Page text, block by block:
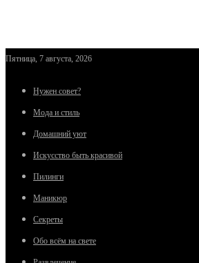
Пятница, 7 августа, 2026
Нужен совет?
Мода и стиль
Домашний уют
Искусство быть красивой
Пилинги
Маникюр
Секреты
Обо всём на свете